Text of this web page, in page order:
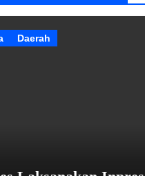
Daerah